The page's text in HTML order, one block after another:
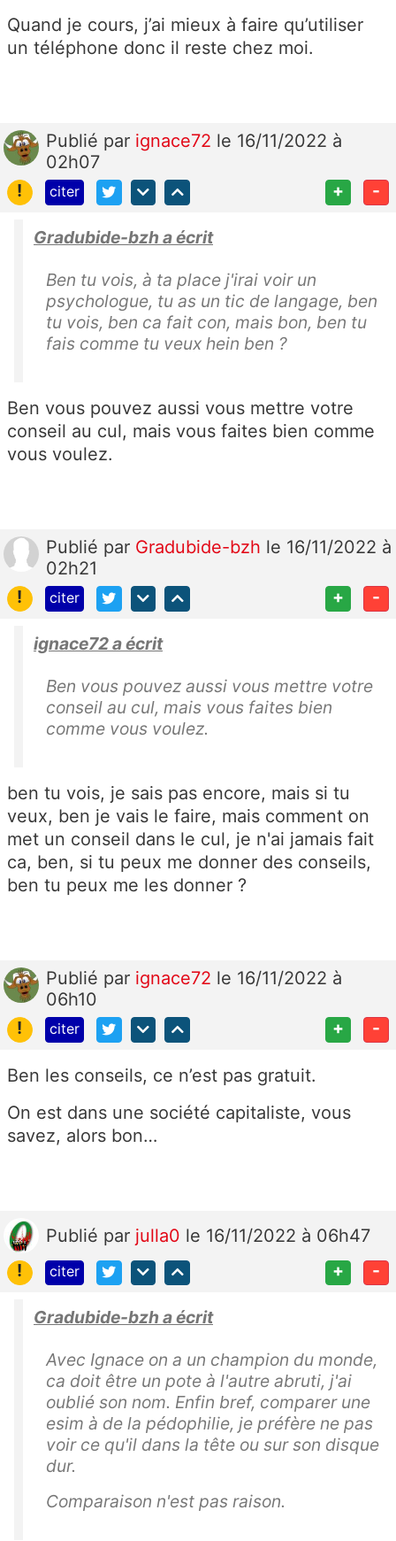
Quand je cours, j’ai mieux à faire qu’utiliser
un téléphone donc il reste chez moi.
Publié par ignace72 le 16/11/2022 à
02h07
!
citer + -
Gradubide-bzh a écrit
Ben tu vois, à ta place j'irai voir un
psychologue, tu as un tic de langage, ben
tu vois, ben ca fait con, mais bon, ben tu
fais comme tu veux hein ben ?
Ben vous pouvez aussi vous mettre votre
conseil au cul, mais vous faites bien comme
vous voulez.
Publié par Gradubide-bzh le 16/11/2022 à
02h21
!
citer + -
ignace72 a écrit
Ben vous pouvez aussi vous mettre votre
conseil au cul, mais vous faites bien
comme vous voulez.
ben tu vois, je sais pas encore, mais si tu
veux, ben je vais le faire, mais comment on
met un conseil dans le cul, je n'ai jamais fait
ca, ben, si tu peux me donner des conseils,
ben tu peux me les donner ?
Publié par ignace72 le 16/11/2022 à
06h10
!
citer + -
Ben les conseils, ce n’est pas gratuit.
On est dans une société capitaliste, vous
savez, alors bon…
Publié par julla0 le 16/11/2022 à 06h47
!
citer + -
Gradubide-bzh a écrit
Avec Ignace on a un champion du monde,
ca doit être un pote à l'autre abruti, j'ai
oublié son nom. Enfin bref, comparer une
esim à de la pédophilie, je préfère ne pas
voir ce qu'il dans la tête ou sur son disque
dur.
Comparaison n'est pas raison.